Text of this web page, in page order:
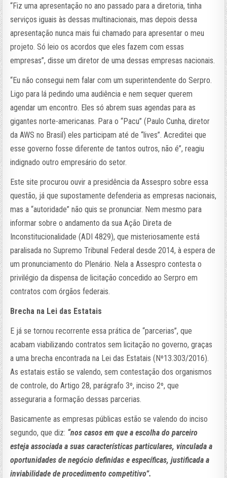
“Fiz uma apresentação no ano passado para a diretoria, tinha
serviços iguais às dessas multinacionais, mas depois dessa
apresentação nunca mais fui chamado para apresentar o meu
projeto. Só leio os acordos que eles fazem com essas
empresas”, disse um diretor de uma dessas empresas nacionais.
“Eu não consegui nem falar com um superintendente do Serpro.
Ligo para lá pedindo uma audiência e nem sequer querem
agendar um encontro. Eles só abrem suas agendas para as
gigantes norte-americanas. Para o “Pacu” (Paulo Cunha, diretor
da AWS no Brasil) eles participam até de “lives”. Acreditei que
esse governo fosse diferente de tantos outros, não é”, reagiu
indignado outro empresário do setor.
Este site procurou ouvir a presidência da Assespro sobre essa
questão, já que supostamente defenderia as empresas nacionais,
mas a “autoridade” não quis se pronunciar. Nem mesmo para
informar sobre o andamento da sua Ação Direta de
Inconstitucionalidade (ADI 4829), que misteriosamente está
paralisada no Supremo Tribunal Federal desde 2014, à espera de
um pronunciamento do Plenário. Nela a Assespro contesta o
privilégio da dispensa de licitação concedido ao Serpro em
contratos com órgãos federais.
Brecha na Lei das Estatais
E já se tornou recorrente essa prática de “parcerias”, que
acabam viabilizando contratos sem licitação no governo, graças
a uma brecha encontrada na Lei das Estatais (Nº13.303/2016).
As estatais estão se valendo, sem contestação dos organismos
de controle, do Artigo 28, parágrafo 3º, inciso 2º, que
asseguraria a formação dessas parcerias.
Basicamente as empresas públicas estão se valendo do inciso
segundo, que diz: “nos casos em que a escolha do parceiro
esteja associada a suas características particulares, vinculada a
oportunidades de negócio definidas e específicas, justificada a
inviabilidade de procedimento competitivo”.